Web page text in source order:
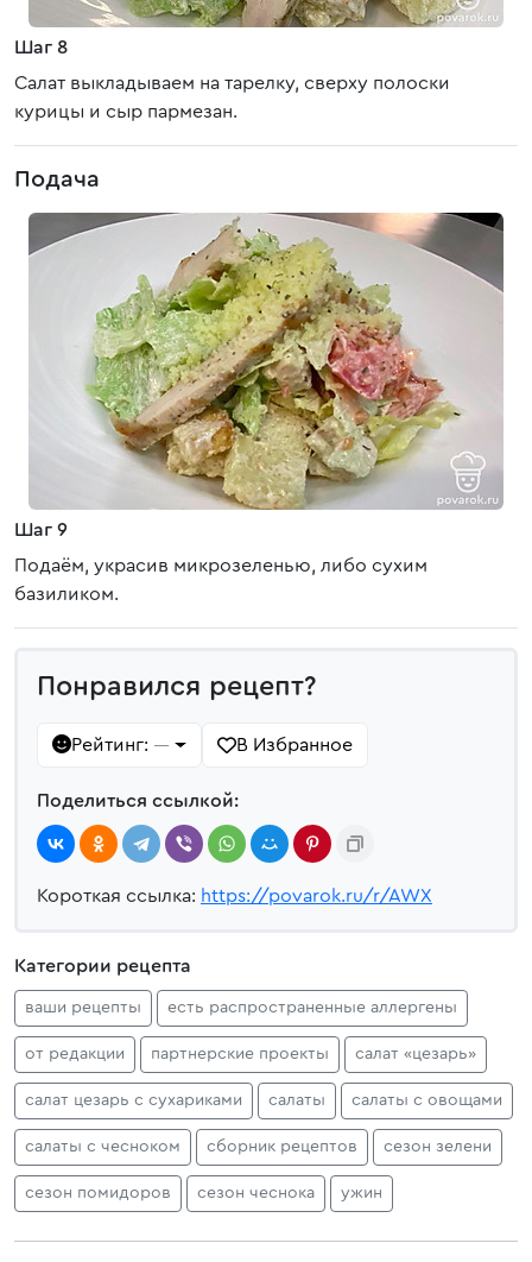
Шаг 8
Салат выкладываем на тарелку, сверху полоски
курицы и сыр пармезан.
Подача
Шаг 9
Подаём, украсив микрозеленью, либо сухим
базиликом.
Понравился рецепт?
Рейтинг: — В Избранное
Поделиться ссылкой:
Короткая ссылка: https://povarok.ru/r/AWX
Категории рецепта
ваши рецепты есть распространенные аллергены
от редакции партнерские проекты салат «цезарь»
салат цезарь с сухариками салаты салаты с овощами
салаты с чесноком сборник рецептов сезон зелени
сезон помидоров сезон чеснока ужин